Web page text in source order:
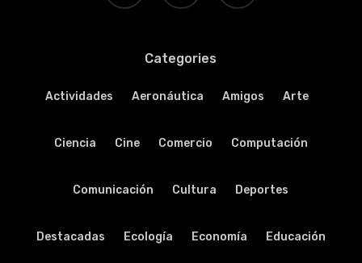
Categories
Actividades Aeronáutica Amigos Arte
Ciencia Cine Comercio Computación
Comunicación Cultura Deportes
Destacadas Ecología Economía Educación